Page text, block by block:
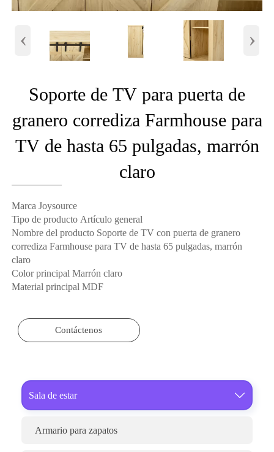
‹ ›
Soporte de TV para puerta de
granero corrediza Farmhouse para
TV de hasta 65 pulgadas, marrón
claro
Marca Joysource
Tipo de producto Artículo general
Nombre del producto Soporte de TV con puerta de granero
corrediza Farmhouse para TV de hasta 65 pulgadas, marrón
claro
Color principal Marrón claro
Material principal MDF
Contáctenos
Sala de estar 
Armario para zapatos